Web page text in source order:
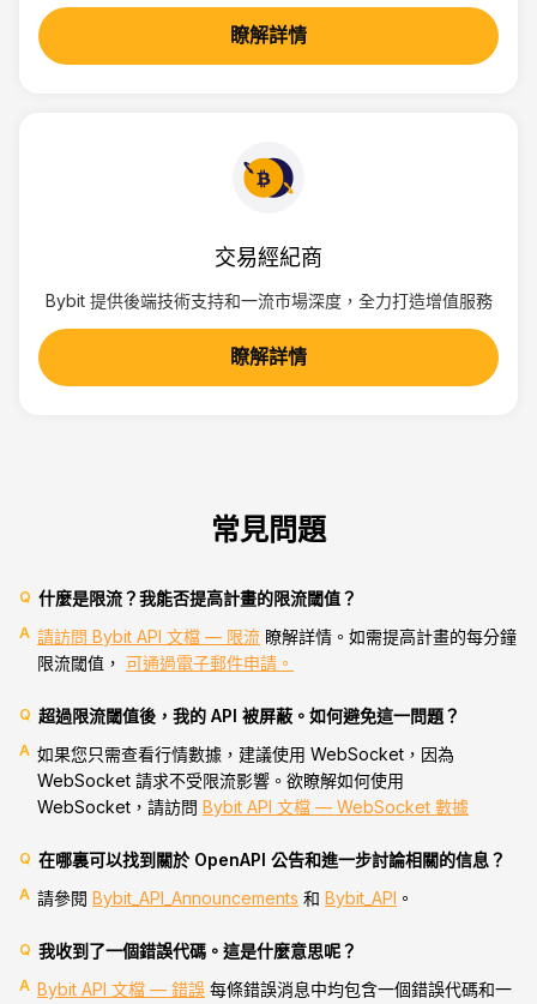
瞭解詳情
交易經紀商
Bybit 提供後端技術支持和一流市場深度，全力打造增值服務
瞭解詳情
常見問題
Q 什麼是限流？我能否提高計畫的限流閾值？
A 請訪問 Bybit API 文檔 — 限流 瞭解詳情。如需提高計畫的每分鐘
限流閾值， 可通過電子郵件申請。
Q 超過限流閾值後，我的 API 被屏蔽。如何避免這一問題？
A 如果您只需查看行情數據，建議使用 WebSocket，因為
WebSocket 請求不受限流影響。欲瞭解如何使用
WebSocket，請訪問 Bybit API 文檔 — WebSocket 數據
Q 在哪裏可以找到關於 OpenAPI 公告和進一步討論相關的信息？
A 請參閱 Bybit_API_Announcements 和 Bybit_API 。
Q 我收到了一個錯誤代碼。這是什麼意思呢？
A Bybit API 文檔 — 錯誤 每條錯誤消息中均包含一個錯誤代碼和一